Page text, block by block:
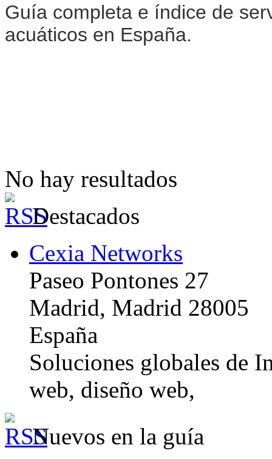
Guía completa e índice de
acuáticos en España.
No hay resultados
Destacados
Cexia Networks
Paseo Pontones 27
Madrid, Madrid 28005
España
Soluciones globales de
web, diseño web,
Nuevos en la guía